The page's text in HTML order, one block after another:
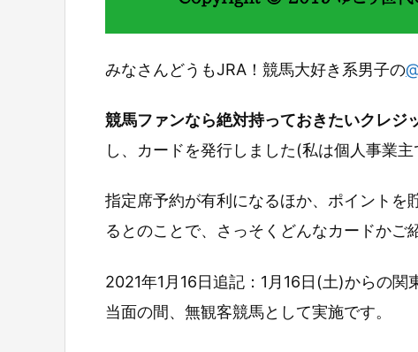
みなさんどうもJRA！競馬大好き系男子の
競馬ファンなら絶対持っておきたいクレジ
し、カードを発行しました(私は個人事業主
指定席予約が有利になるほか、ポイントを
るとのことで、さっそくどんなカードかご
2021年1月16日追記：1月16日(土)からの関
当面の間、無観客競馬として実施です。